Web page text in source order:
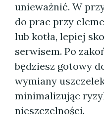
unieważnić. W
do prac przy
lub kotła, lepiej
serwisem. Po
będziesz gotowy
wymiany
minimalizując
nieszczelności.